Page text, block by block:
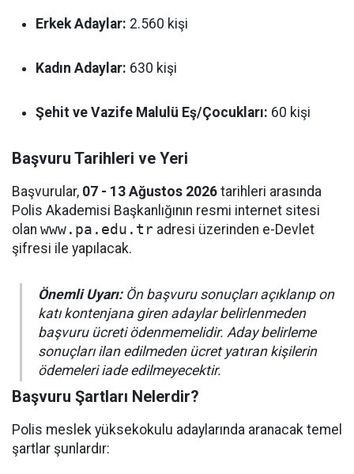
Erkek Adaylar: 2.560 kişi
Kadın Adaylar: 630 kişi
Şehit ve Vazife Malulü Eş/Çocukları: 60 kişi
Başvuru Tarihleri ve Yeri
Başvurular, 07 - 13 Ağustos 2026 tarihleri arasında
Polis Akademisi Başkanlığının resmi internet sitesi
olan www.pa.edu.tr adresi üzerinden e-Devlet
şifresi ile yapılacak.
Önemli Uyarı:Ön başvuru sonuçları açıklanıp on
katı kontenjana giren adaylar belirlenmeden
başvuru ücreti ödenmemelidir. Aday belirleme
sonuçları ilan edilmeden ücret yatıran kişilerin
ödemeleri iade edilmeyecektir.
Başvuru Şartları Nelerdir?
Polis meslek yüksekokulu adaylarında aranacak temel
şartlar şunlardır: